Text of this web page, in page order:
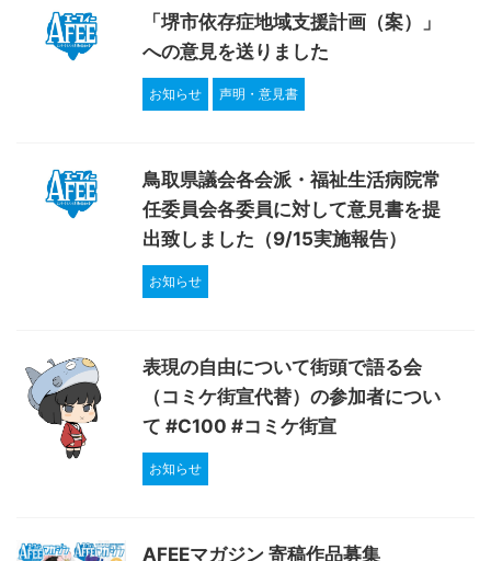
「堺市依存症地域支援計画（案）」
への意見を送りました
お知らせ 声明・意見書
鳥取県議会各会派・福祉生活病院常
任委員会各委員に対して意見書を提
出致しました（9/15実施報告）
お知らせ
表現の自由について街頭で語る会
（コミケ街宣代替）の参加者につい
て #C100 #コミケ街宣
お知らせ
AFEEマガジン 寄稿作品募集